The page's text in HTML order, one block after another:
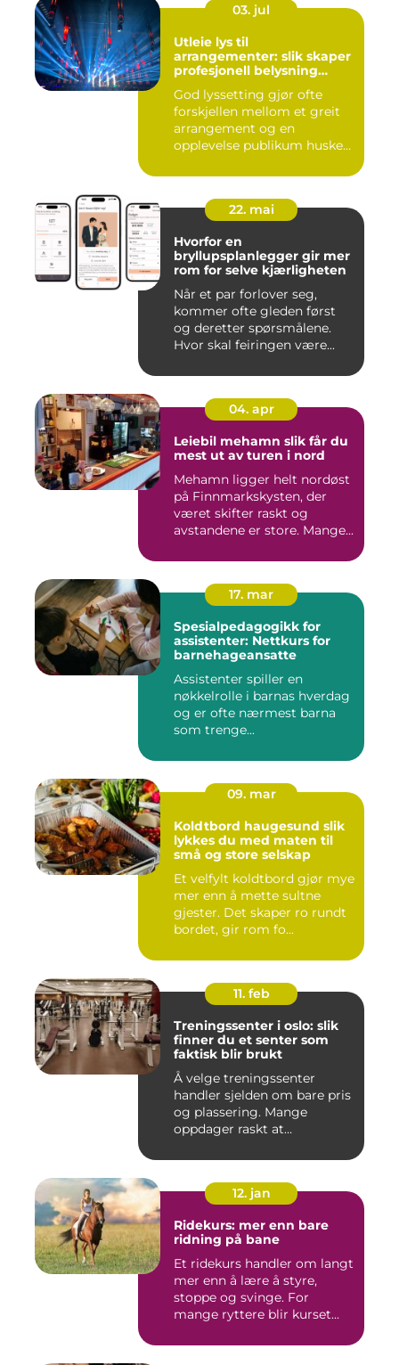
03. jul
Utleie lys til
arrangementer: slik skaper
profesjonell belysning
God lyssetting gjør ofte
forskjellen mellom et greit
arrangement og en
opplevelse publikum husker
22. mai
Hvorfor en
bryllupsplanlegger gir mer
rom for selve kjærligheten
Når et par forlover seg,
kommer ofte gleden først
og deretter spørsmålene.
Hvor skal feiringen være...
04. apr
Leiebil mehamn slik får du
mest ut av turen i nord
Mehamn ligger helt nordøst
på Finnmarkskysten, der
været skifter raskt og
avstandene er store. Mange...
17. mar
Spesialpedagogikk for
assistenter: Nettkurs for
barnehageansatte
Assistenter spiller en
nøkkelrolle i barnas hverdag
og er ofte nærmest barna
som trenge...
09. mar
Koldtbord haugesund slik
lykkes du med maten til
små og store selskap
Et velfylt koldtbord gjør mye
mer enn å mette sultne
gjester. Det skaper ro rundt
bordet, gir rom fo...
11. feb
Treningssenter i oslo: slik
finner du et senter som
faktisk blir brukt
Å velge treningssenter
handler sjelden om bare pris
og plassering. Mange
oppdager raskt at
12. jan
Ridekurs: mer enn bare
ridning på bane
Et ridekurs handler om langt
mer enn å lære å styre,
stoppe og svinge. For
mange ryttere blir kurset...